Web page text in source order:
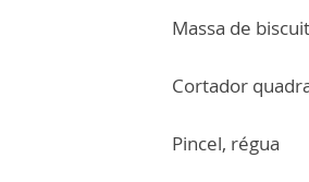
Massa de
Cortador
Pincel, régua